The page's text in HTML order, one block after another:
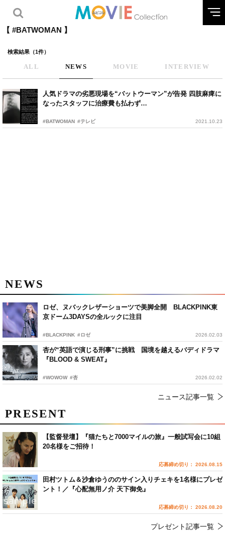
【 #BATWOMAN 】
検索結果（1件）
ALL NEWS MOVIE INTERVIEW
人気ドラマの劣悪現場を“バットウーマン”が告発 四肢麻痺に
なったスタッフに治療費も払わず…
#BATWOMAN #テレビ 2021.10.23
NEWS
ロゼ、ヌバックレザーショーツで美脚全開 BLACKPINK東
京ドーム3DAYSの全ルックに注目
#BLACKPINK #ロゼ 2026.02.03
杏が“英語で演じる刑事”に挑戦 国境を越えるバディドラマ
『BLOOD & SWEAT』
#WOWOW #杏 2026.02.02
ニュース記事一覧
PRESENT
【監督登壇】『猫たちと7000マイルの旅』一般試写会に10組
20名様をご招待！
応募締め切り： 2026.08.15
田村ツトム＆沙倉ゆうののサイン入りチェキを1名様にプレゼ
ント！／『心配無用ノ介 天下御免』
応募締め切り： 2026.08.20
プレゼント記事一覧